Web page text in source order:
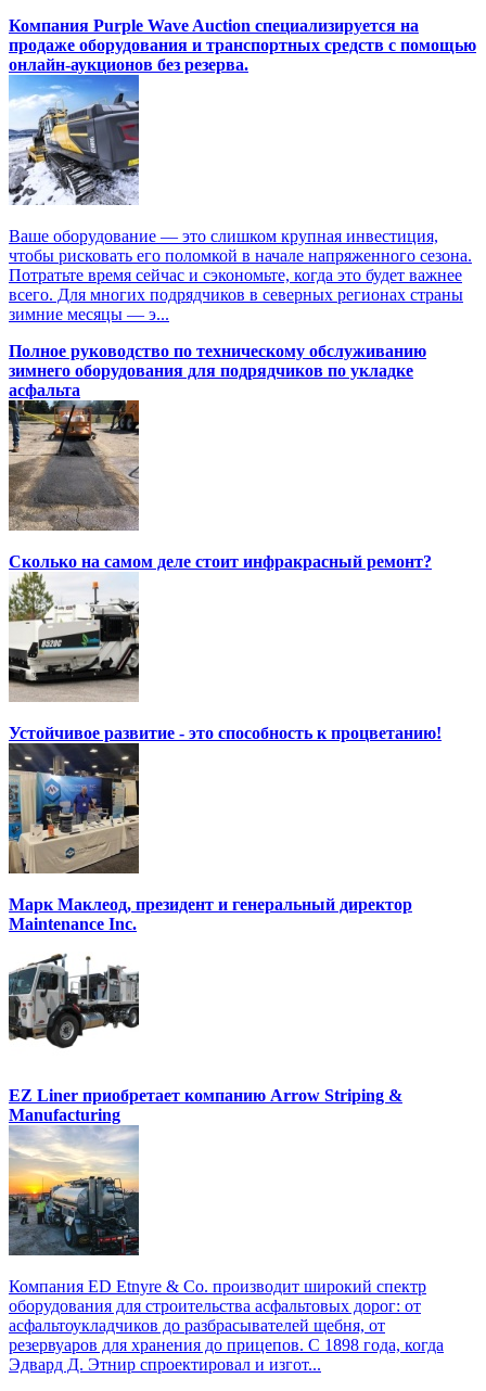
Компания Purple Wave Auction специализируется на
продаже оборудования и транспортных средств с помощью
онлайн-аукционов без резерва.
Ваше оборудование — это слишком крупная инвестиция,
чтобы рисковать его поломкой в начале напряженного сезона.
Потратьте время сейчас и сэкономьте, когда это будет важнее
всего. Для многих подрядчиков в северных регионах страны
зимние месяцы — э...
Полное руководство по техническому обслуживанию
зимнего оборудования для подрядчиков по укладке
асфальта
Сколько на самом деле стоит инфракрасный ремонт?
Устойчивое развитие - это способность к процветанию!
Марк Маклеод, президент и генеральный директор
Maintenance Inc.
EZ Liner приобретает компанию Arrow Striping &
Manufacturing
Компания ED Etnyre & Co. производит широкий спектр
оборудования для строительства асфальтовых дорог: от
асфальтоукладчиков до разбрасывателей щебня, от
резервуаров для хранения до прицепов. С 1898 года, когда
Эдвард Д. Этнир спроектировал и изгот...